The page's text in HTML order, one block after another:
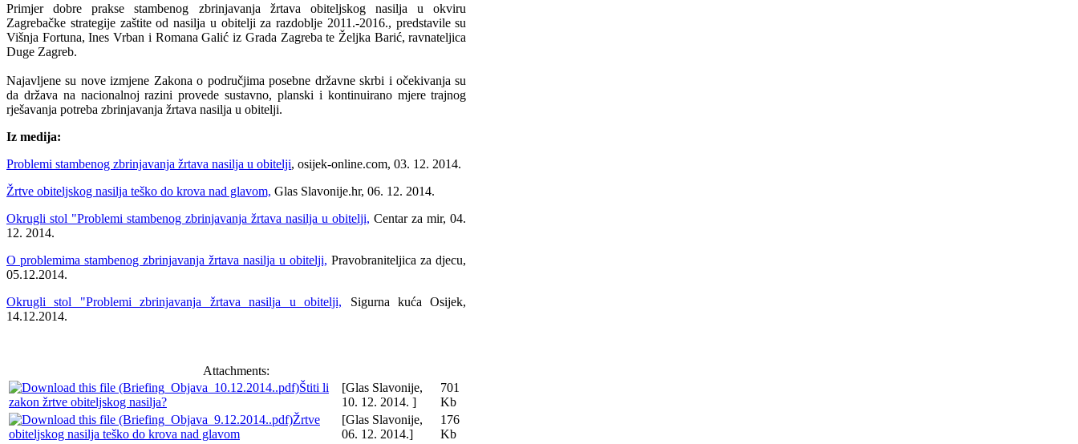
Primjer dobre prakse stambenog zbrinjavanja žrtava obiteljskog nasilja u okviru
Zagrebačke strategije zaštite od nasilja u obitelji za razdoblje 2011.-2016., predstavile su
Višnja Fortuna, Ines Vrban i Romana Galić iz Grada Zagreba te Željka Barić, ravnateljica
Duge Zagreb.
Najavljene su nove izmjene Zakona o područjima posebne državne skrbi i očekivanja su
da država na nacionalnoj razini provede sustavno, planski i kontinuirano mjere trajnog
rješavanja potreba zbrinjavanja žrtava nasilja u obitelji.
Iz medija:
Problemi stambenog zbrinjavanja žrtava nasilja u obitelji, osijek-online.com, 03. 12. 2014.
Žrtve obiteljskog nasilja teško do krova nad glavom, Glas Slavonije.hr, 06. 12. 2014.
Okrugli stol "Problemi stambenog zbrinjavanja žrtava nasilja u obitelji, Centar za mir, 04.
12. 2014.
O problemima stambenog zbrinjavanja žrtava nasilja u obitelji, Pravobraniteljica za djecu,
05.12.2014.
Okrugli stol "Problemi zbrinjavanja žrtava nasilja u obitelji, Sigurna kuća Osijek,
14.12.2014.
Attachments:
Štiti li
zakon žrtve obiteljskog nasilja?
[Glas Slavonije,
10. 12. 2014. ]
701
Kb
Žrtve
obiteljskog nasilja teško do krova nad glavom
[Glas Slavonije,
06. 12. 2014.]
176
Kb